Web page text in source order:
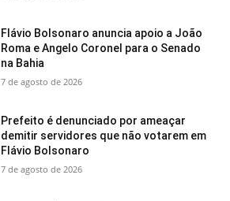
Flávio Bolsonaro anuncia apoio a João
Roma e Angelo Coronel para o Senado
na Bahia
7 de agosto de 2026
Prefeito é denunciado por ameaçar
demitir servidores que não votarem em
Flávio Bolsonaro
7 de agosto de 2026